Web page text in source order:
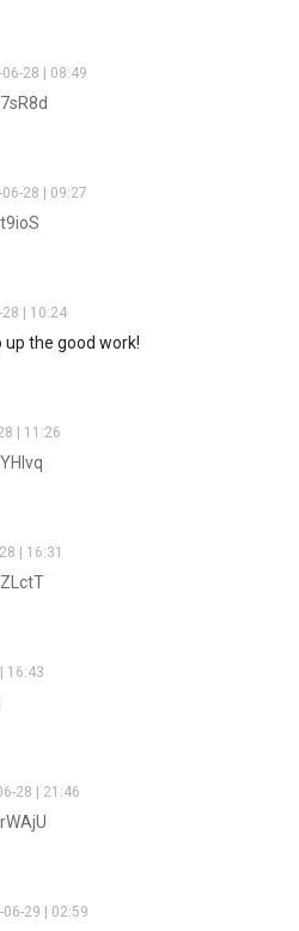
28 | 08:49
28 | 09:27
| 10:24
up the good work!
| 11:26
| 16:31
16:43
28 | 21:46
06-29 | 02:59